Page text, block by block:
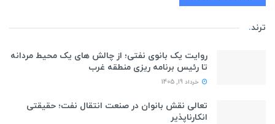
ترند.
روایت یک بانوی نفتی؛ از چالش های یک محیط مردانه
تا رئیس برنامه ریزی منطقه غرب
خرداد 19, 1405
تعالی نقش بانوان در صنعت انتقال نفت؛ حقیقتی
انکارناپذیر